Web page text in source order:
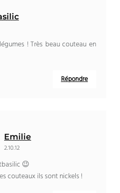
! Très beau couteau en
Répondre
Emilie
2.10.12
😉
couteaux ils sont nickels !